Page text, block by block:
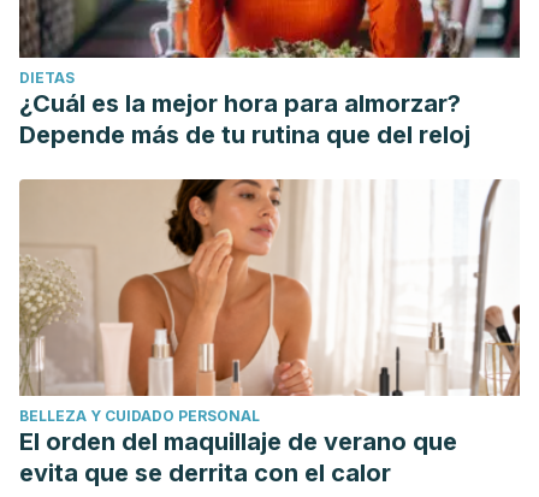
DIETAS
¿Cuál es la mejor hora para almorzar?
Depende más de tu rutina que del reloj
BELLEZA Y CUIDADO PERSONAL
El orden del maquillaje de verano que
evita que se derrita con el calor